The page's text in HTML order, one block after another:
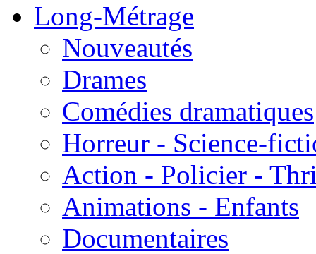
Long-Métrage
Nouveautés
Drames
Comédies dramatiques
Horreur - Science-
Action - Policier -
Animations - Enfants
Documentaires